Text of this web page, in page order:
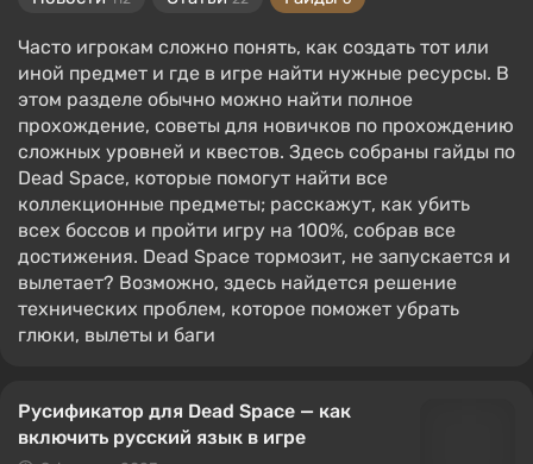
Часто игрокам сложно понять, как создать тот или
иной предмет и где в игре найти нужные ресурсы. В
этом разделе обычно можно найти полное
прохождение, советы для новичков по прохождению
сложных уровней и квестов. Здесь собраны гайды по
Dead Space, которые помогут найти все
коллекционные предметы; расскажут, как убить
всех боссов и пройти игру на 100%, собрав все
достижения. Dead Space тормозит, не запускается и
вылетает? Возможно, здесь найдется решение
технических проблем, которое поможет убрать
глюки, вылеты и баги
Русификатор для Dead Space — как
включить русский язык в игре